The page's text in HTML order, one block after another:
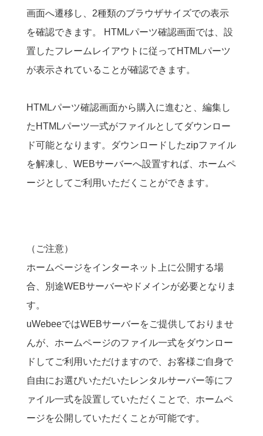
画面へ遷移し、2種類のブラウザサイズでの表示
を確認できます。 HTMLパーツ確認画面では、設
置したフレームレイアウトに従ってHTMLパーツ
が表示されていることが確認できます。
HTMLパーツ確認画面から購入に進むと、編集し
たHTMLパーツ一式がファイルとしてダウンロー
ド可能となります。ダウンロードしたzipファイル
を解凍し、WEBサーバーへ設置すれば、ホームペ
ージとしてご利用いただくことができます。
（ご注意）
ホームページをインターネット上に公開する場
合、別途WEBサーバーやドメインが必要となりま
す。
uWebeeではWEBサーバーをご提供しておりませ
んが、ホームページのファイル一式をダウンロー
ドしてご利用いただけますので、お客様ご自身で
自由にお選びいただいたレンタルサーバー等にフ
ァイル一式を設置していただくことで、ホームペ
ージを公開していただくことが可能です。